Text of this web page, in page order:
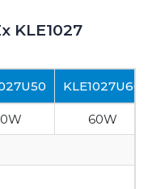
KLE1027
KLE1027U60
60W